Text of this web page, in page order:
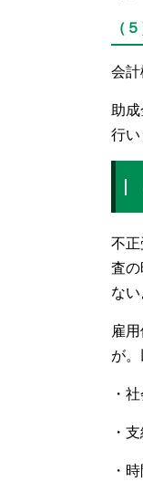
（
会計
助
行い
不
査
な
雇
が
・
・
・